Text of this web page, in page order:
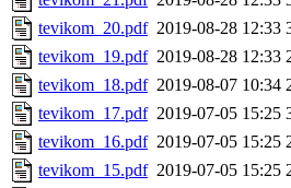
tevikom_20.pdf 2019-08-28 12:33
tevikom_19.pdf 2019-08-28 12:33
tevikom_18.pdf 2019-08-07 10:34
tevikom_17.pdf 2019-07-05 15:25
tevikom_16.pdf 2019-07-05 15:25
tevikom_15.pdf 2019-07-05 15:25